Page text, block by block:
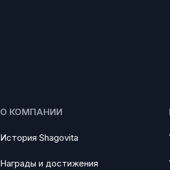
О КОМПАНИИ
История Shagovita
Награды и достижения